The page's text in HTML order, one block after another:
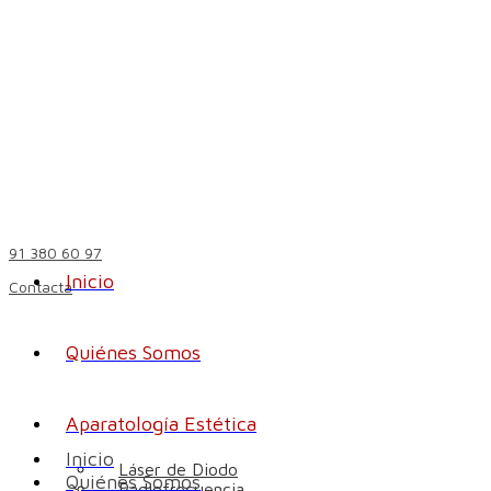
91 380 60 97
ContactaInicio
Quiénes Somos
Aparatología Estética
Láser de Diodo
Inicio
Quiénes Somos